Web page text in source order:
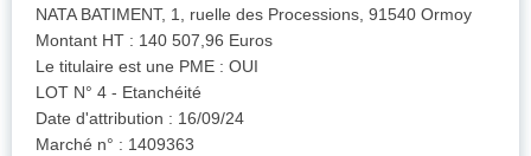
NATA BATIMENT, 1, ruelle des Processions, 91540 Ormoy
Montant HT : 140 507,96 Euros
Le titulaire est une PME : OUI
LOT N° 4 - Etanchéité
Date d'attribution : 16/09/24
Marché n° : 1409363